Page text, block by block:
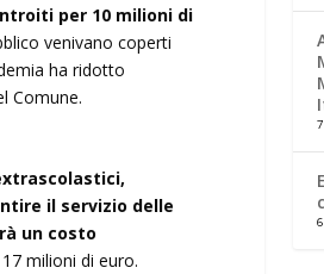
per 10 milioni di
venivano coperti
ha ridotto
Comune.
il servizio delle
un costo
milioni di euro.